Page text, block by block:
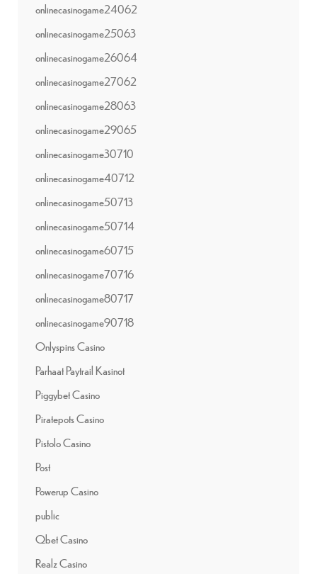
onlinecasinogame24062
onlinecasinogame25063
onlinecasinogame26064
onlinecasinogame27062
onlinecasinogame28063
onlinecasinogame29065
onlinecasinogame30710
onlinecasinogame40712
onlinecasinogame50713
onlinecasinogame50714
onlinecasinogame60715
onlinecasinogame70716
onlinecasinogame80717
onlinecasinogame90718
Onlyspins Casino
Parhaat Paytrail Kasinot
Piggybet Casino
Piratepots Casino
Pistolo Casino
Post
Powerup Casino
public
Qbet Casino
Realz Casino